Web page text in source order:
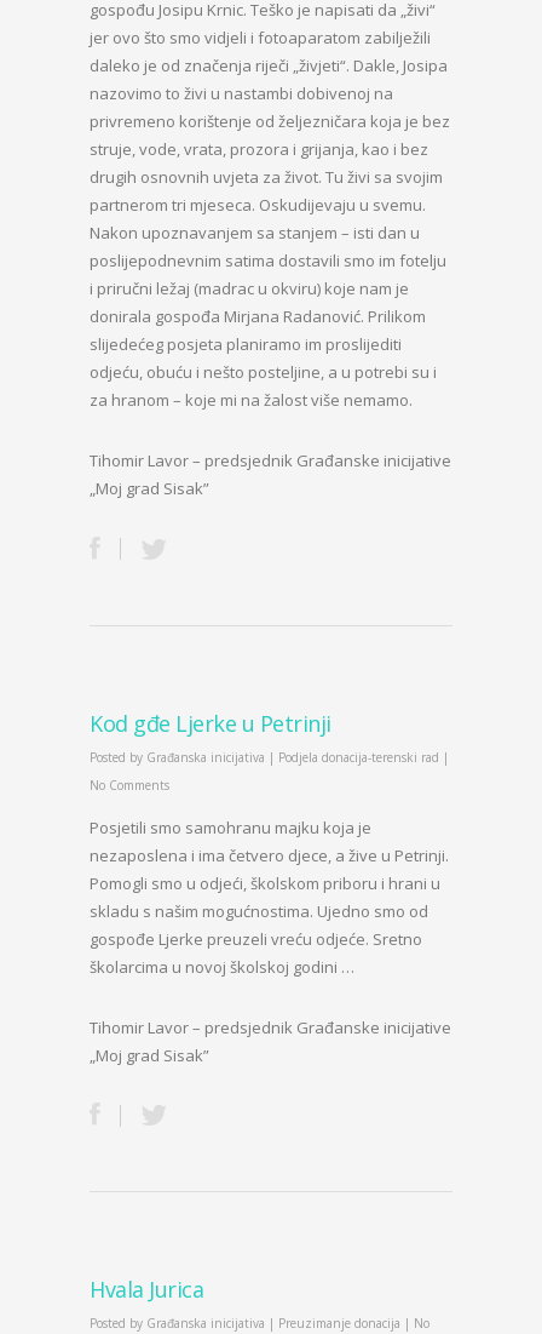
gospođu Josipu Krnic. Teško je napisati da „živi“
jer ovo što smo vidjeli i fotoaparatom zabilježili
daleko je od značenja riječi „živjeti“. Dakle, Josipa
nazovimo to živi u nastambi dobivenoj na
privremeno korištenje od željezničara koja je bez
struje, vode, vrata, prozora i grijanja, kao i bez
drugih osnovnih uvjeta za život. Tu živi sa svojim
partnerom tri mjeseca. Oskudijevaju u svemu.
Nakon upoznavanjem sa stanjem – isti dan u
poslijepodnevnim satima dostavili smo im fotelju
i priručni ležaj (madrac u okviru) koje nam je
donirala gospođa Mirjana Radanović. Prilikom
slijedećeg posjeta planiramo im proslijediti
odjeću, obuću i nešto posteljine, a u potrebi su i
za hranom – koje mi na žalost više nemamo.
Tihomir Lavor – predsjednik Građanske inicijative
„Moj grad Sisak”
Kod gđe Ljerke u Petrinji
Posted by Građanska inicijativa | Podjela donacija-terenski rad |
No Comments
Posjetili smo samohranu majku koja je
nezaposlena i ima četvero djece, a žive u Petrinji.
Pomogli smo u odjeći, školskom priboru i hrani u
skladu s našim mogućnostima. Ujedno smo od
gospođe Ljerke preuzeli vreću odjeće. Sretno
školarcima u novoj školskoj godini …
Tihomir Lavor – predsjednik Građanske inicijative
„Moj grad Sisak”
Hvala Jurica
Posted by Građanska inicijativa | Preuzimanje donacija | No